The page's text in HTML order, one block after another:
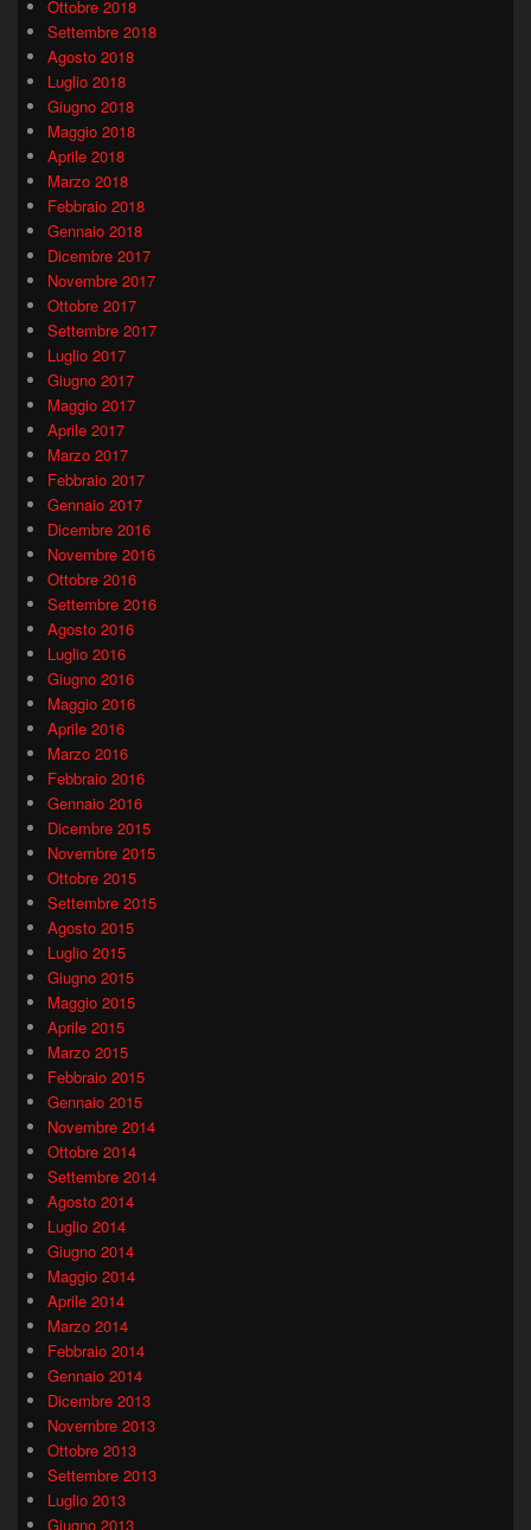
Ottobre 2018
Settembre 2018
Agosto 2018
Luglio 2018
Giugno 2018
Maggio 2018
Aprile 2018
Marzo 2018
Febbraio 2018
Gennaio 2018
Dicembre 2017
Novembre 2017
Ottobre 2017
Settembre 2017
Luglio 2017
Giugno 2017
Maggio 2017
Aprile 2017
Marzo 2017
Febbraio 2017
Gennaio 2017
Dicembre 2016
Novembre 2016
Ottobre 2016
Settembre 2016
Agosto 2016
Luglio 2016
Giugno 2016
Maggio 2016
Aprile 2016
Marzo 2016
Febbraio 2016
Gennaio 2016
Dicembre 2015
Novembre 2015
Ottobre 2015
Settembre 2015
Agosto 2015
Luglio 2015
Giugno 2015
Maggio 2015
Aprile 2015
Marzo 2015
Febbraio 2015
Gennaio 2015
Novembre 2014
Ottobre 2014
Settembre 2014
Agosto 2014
Luglio 2014
Giugno 2014
Maggio 2014
Aprile 2014
Marzo 2014
Febbraio 2014
Gennaio 2014
Dicembre 2013
Novembre 2013
Ottobre 2013
Settembre 2013
Luglio 2013
Giugno 2013